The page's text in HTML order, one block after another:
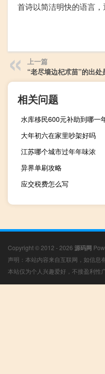
首诗以简洁明快的语言
上一篇
“老尽墙边杞朮苗”的出处
相关问题
水库移民600元补助到哪一
大年初六在家里吵架好吗
江苏哪个城市过年年味浓
异界单刷攻略
应交税费怎么写
Copyright © 2012 - 2026 源码网
声明：本站内容来自互联网，如信息
本站仅为个人兴趣爱好，不接盈利性